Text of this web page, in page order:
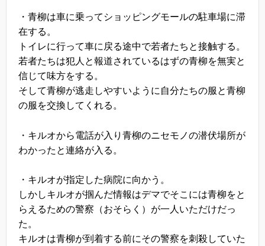
・青柳は車に乗ってショッピングモールの駐車場に滞
在する。
トイレに行って車に戻る途中で若者たちと接触する。
若者たちは犯人と報道されているはずの青柳を無実と
信じて味方をする。
そして青柳が逃走しやすいように自分たちの服と青柳
の服を交換してくれる。
・キルオから電話が入り青柳のニセモノの潜伏場所が
わかったと連絡が入る。
・キルオが指定した病院に向かう。
しかしキルオが掴んだ情報はデマでそこには青柳をと
らえるための警察（おそらく）が一人いただけだっ
た。
キルオは青柳が到着する前にその警察を刺殺していた